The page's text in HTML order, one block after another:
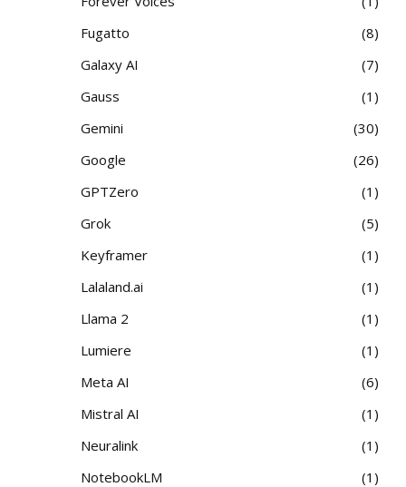
Fugatto
8
Galaxy AI
7
Gauss
1
Gemini
30
Google
26
GPTZero
1
Grok
5
Keyframer
1
Lalaland.ai
1
Llama 2
1
Lumiere
1
Meta AI
6
Mistral AI
1
Neuralink
1
NotebookLM
1